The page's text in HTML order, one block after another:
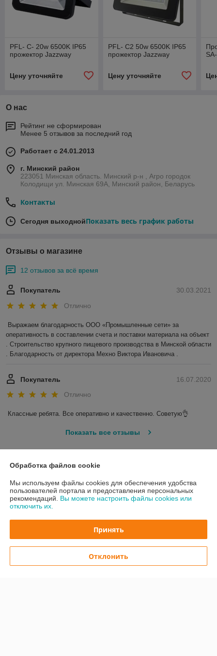
PFL- C- 20w 6500K IP65
прожектор Jazzway
Цену уточняйте
PFL- C2 50w 6500K IP65
прожектор Jazzway
Цену уточняйте
О нас
Рейтинг не сформирован
Менее 5 отзывов за последний год
Работает с 24.01.2013
г. Минский район
223051 Минская область. Минский р-н , Агро городок
Колодищи ул. Минская 69А, Минский район, Беларусь
Контакты
Сегодня выходнойПоказать весь график работы
Отзывы о магазине
12 отзывов за всё время
30.03.2021
Покупатель
Отлично
Выражаем благодарность ООО «Промышленные сети» за
оперативность в составлении счета и поставки материала на объект
. Строительство крупного пищевого производства в Минской области
. Благодарность от директора Мехно Виктора Ивановича .
16.07.2020
Покупатель
Отлично
Классные ребята. Все оперативно и качественно. Советую👌
Показать все отзывы
О нас
Контакты
Доставка и оплата
Обработка файлов cookie
Мы используем файлы cookies для обеспечения удобства
пользователей портала и предоставления персональных
рекомендаций. Вы можете настроить файлы cookies или
отключить их.
Принять
Отклонить